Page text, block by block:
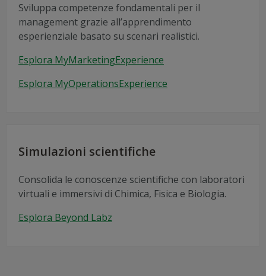
Sviluppa competenze fondamentali per il
management grazie all’apprendimento
esperienziale basato su scenari realistici.
Esplora MyMarketingExperience
Esplora MyOperationsExperience
Simulazioni scientifiche
Consolida le conoscenze scientifiche con laboratori
virtuali e immersivi di Chimica, Fisica e Biologia.
Esplora Beyond Labz